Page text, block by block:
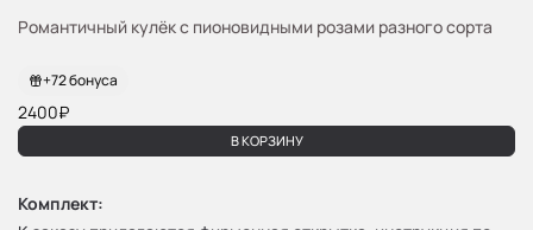
Романтичный кулёк с пионовидными розами разного сорта
+72бонуса
2400₽
В КОРЗИНУ
Комплект: